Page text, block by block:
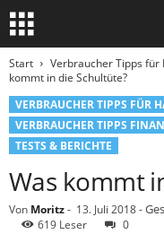
Start Verbraucher Tipps für
kommt in die Schultüte?
VERBRAUCHER TIPPS FÜR
VERBRAUCHER TIPPS
TESTS & BERICHTE
Was kommt
Von Moritz- 13. Juli 2018-
619 Leser 0